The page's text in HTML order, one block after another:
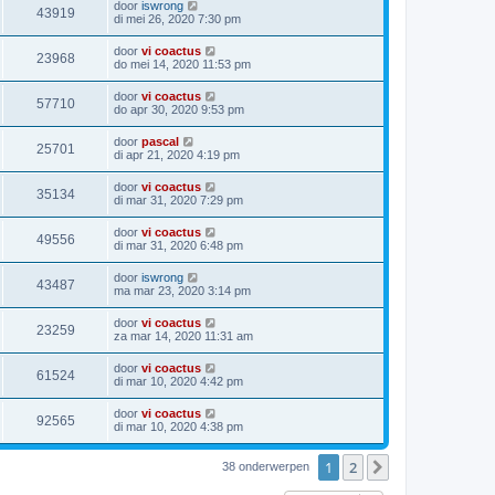
43919 door iswrong
di mei 26, 2020 7:30 pm
23968 door vi coactus
do mei 14, 2020 11:53 pm
57710 door vi coactus
do apr 30, 2020 9:53 pm
25701 door pascal
di apr 21, 2020 4:19 pm
35134 door vi coactus
di mar 31, 2020 7:29 pm
49556 door vi coactus
di mar 31, 2020 6:48 pm
43487 door iswrong
ma mar 23, 2020 3:14 pm
23259 door vi coactus
za mar 14, 2020 11:31 am
61524 door vi coactus
di mar 10, 2020 4:42 pm
92565 door vi coactus
di mar 10, 2020 4:38 pm
38 onderwerpen 1 2